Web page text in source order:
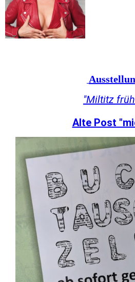
"Miltitz
Alte Post